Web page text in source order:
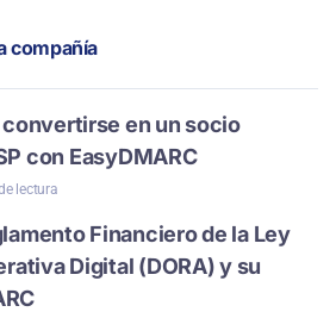
compañía
en un socio
con EasyDMARC
lectura
Financiero de la Ley
Digital (DORA) y su